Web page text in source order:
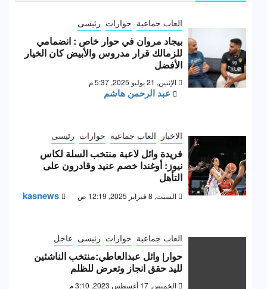
العاب جماعية حوارات رئيسى
بيجاد مروان في حوار خاص : انضمامي
للزمالك قرار مدروس والأبيض كان الخيار
الأفضل
الإثنين, 21 يوليو 2025, 5:37 م
عبد الرحمن هاشم
الاخبار العاب جماعية حوارات رئيسى
فريدة وائل لاعبة منتخب السلة لكاس
نيوز: أوغندا خصم عنيد وقادرون على
التأهل
السبت, 8 فبراير 2025, 12:19 ص kasnews
العاب جماعية حوارات رئيسى عاجل
حوار| وائل عبدالعاطي:منتخب الناشئين
لليد حقق انجاز وتعرض للظلم
الخميس, 17 أغسطس 2023, 3:10 م